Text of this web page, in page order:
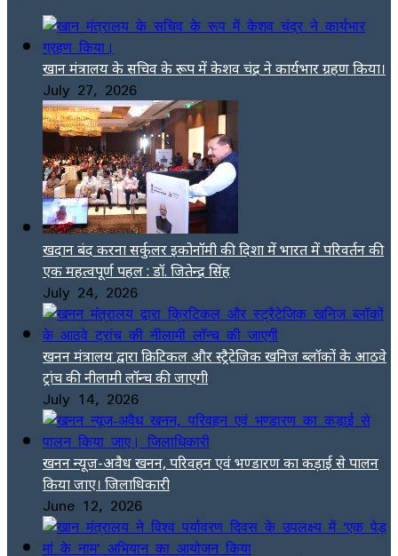
खान मंत्रालय के सचिव के रूप में केशव चंद्र ने कार्यभार ग्रहण किया।
July 27, 2026
खदान बंद करना सर्कुलर इकोनॉमी की दिशा में भारत में परिवर्तन की
एक महत्वपूर्ण पहल : डॉ. जितेन्द्र सिंह
July 24, 2026
खनन मंत्रालय द्वारा क्रिटिकल और स्ट्रैटेजिक खनिज ब्लॉकों के आठवे
ट्रांच की नीलामी लॉन्च की जाएगी
July 14, 2026
खनन न्यूज-अवैध खनन, परिवहन एवं भण्डारण का कड़ाई से पालन
किया जाए। जिलाधिकारी
June 12, 2026